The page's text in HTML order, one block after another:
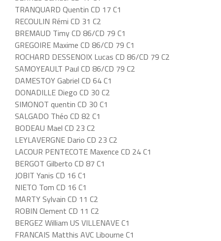
TRANQUARD Quentin CD 17 C1
RECOULIN Rémi CD 31 C2
BREMAUD Timy CD 86/CD 79 C1
GREGOIRE Maxime CD 86/CD 79 C1
ROCHARD DESSENOIX Lucas CD 86/CD 79 C2
SAMOYEAULT Paul CD 86/CD 79 C2
DAMESTOY Gabriel CD 64 C1
DONADILLE Diego CD 30 C2
SIMONOT quentin CD 30 C1
SALGADO Théo CD 82 C1
BODEAU Mael CD 23 C2
LEYLAVERGNE Dario CD 23 C2
LACOUR PENTECOTE Maxence CD 24 C1
BERGOT Gilberto CD 87 C1
JOBIT Yanis CD 16 C1
NIETO Tom CD 16 C1
MARTY Sylvain CD 11 C2
ROBIN Clement CD 11 C2
BERGEZ William US VILLENAVE C1
FRANCAIS Matthis AVC Libourne C1